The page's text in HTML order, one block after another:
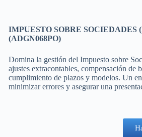
IMPUESTO SOBRE
(ADGN068PO)
Domina la gestión del Impuesto sobre
ajustes extracontables, compensación
cumplimiento de plazos y modelos. Un
minimizar errores y asegurar una